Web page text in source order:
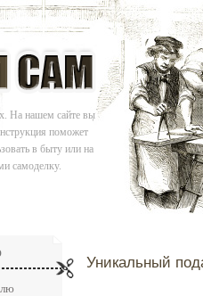
На нашем сайте вы
поможет
в быту или на
самоделку.
Уникальный